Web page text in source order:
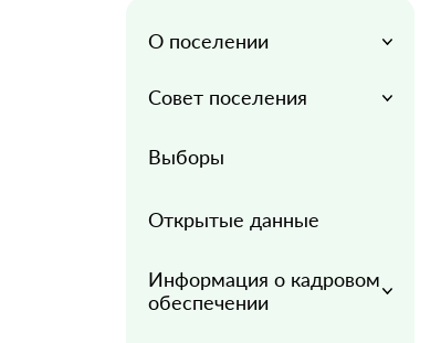
О поселении
Совет поселения
Выборы
Открытые данные
Информация о кадровом
обеспечении